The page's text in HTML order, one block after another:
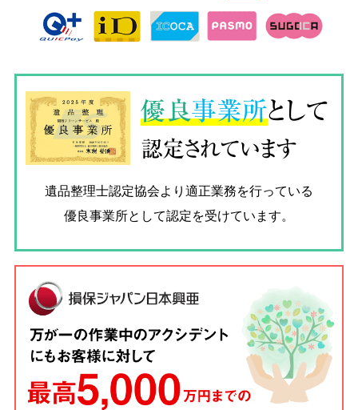
優良事業所として
認定されています
遺品整理士認定協会より適正業務を行っている
優良事業所として認定を受けています。